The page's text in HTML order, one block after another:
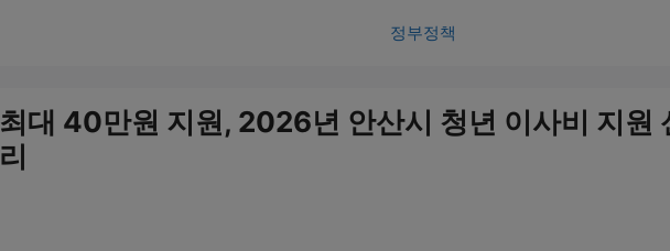
정부정책
최대 40만원 지원, 2026년 안산시 청년 이사비 지원
리